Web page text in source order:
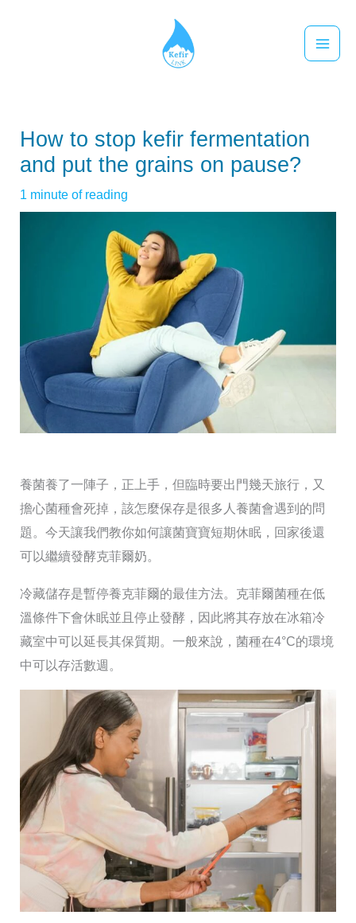
How to stop kefir fermentation
and put the grains on pause?
1 minute of reading
養菌養了一陣子，正上手，但臨時要出門幾天旅行，又
擔心菌種會死掉，該怎麼保存是很多人養菌會遇到的問
題。今天讓我們教你如何讓菌寶寶短期休眠，回家後還
可以繼續發酵克菲爾奶。
冷藏儲存是暫停養克菲爾的最佳方法。克菲爾菌種在低
溫條件下會休眠並且停止發酵，因此將其存放在冰箱冷
藏室中可以延長其保質期。一般來說，菌種在4°C的環境
中可以存活數週。